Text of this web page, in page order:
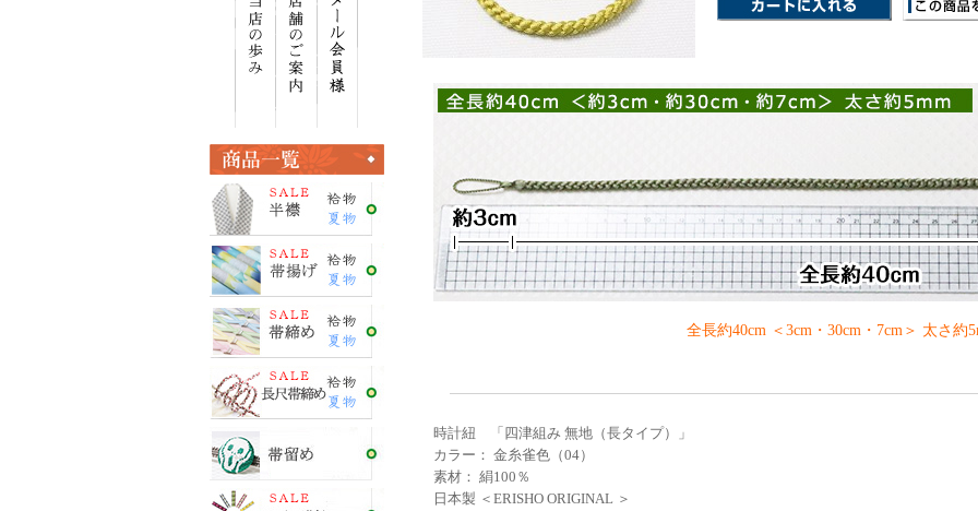
全長約40cm ＜3cm・30cm・7cm＞ 太さ約
時計紐 「四津組み 無地（長タイプ）」
カラー： 金糸雀色（04）
素材： 絹100％
日本製 ＜ERISHO ORIGINAL ＞